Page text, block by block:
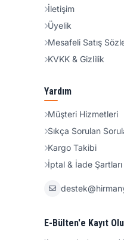
İletişim
Üyelik
Mesafeli Satış
KVKK & Gizlilik
Yardım
Müşteri Hizmetleri
Sıkça Sorulan
Kargo Takibi
İptal & İade Şartları
E-Bülten'e Kayıt